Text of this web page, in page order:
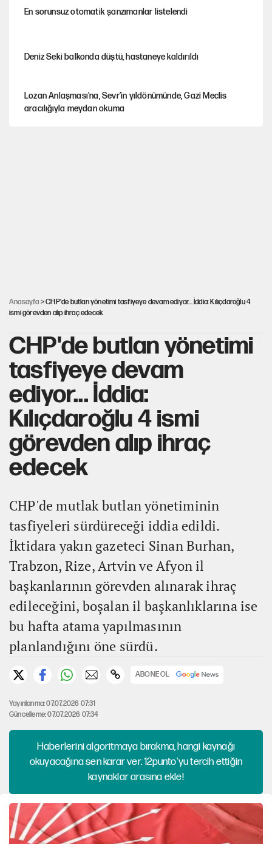
En sorunsuz otomatik şanzımanlar listelendi
Deniz Seki balkonda düştü, hastaneye kaldırıldı
Lozan Anlaşması'na, Sevr’in yıldönümünde, Gazi Meclis
aracılığıyla meydan okuma
Anasayfa > CHP'de butlan yönetimi tasfiyeye devam ediyor... İddia: Kılıçdaroğlu 4
ismi görevden alıp ihraç edecek
CHP'de butlan yönetimi
tasfiyeye devam
ediyor... İddia:
Kılıçdaroğlu 4 ismi
görevden alıp ihraç
edecek
CHP'de mutlak butlan yönetiminin
tasfiyeleri sürdüreceği iddia edildi.
İktidara yakın gazeteci Sinan Burhan,
Trabzon, Rize, Artvin ve Afyon il
başkanlarının görevden alınarak ihraç
edileceğini, boşalan il başkanlıklarına ise
bu hafta atama yapılmasının
planlandığını öne sürdü.
ABONE OL
Yayınlanma: 07.07.2026 07:31
Güncelleme: 07.07.2026 07:34
Haberlerini algoritmaya bırakma, hangi kaynağı
okuyacağına sen karar ver. 12punto'yu tercih ettiğin
kaynaklar arasına ekle!